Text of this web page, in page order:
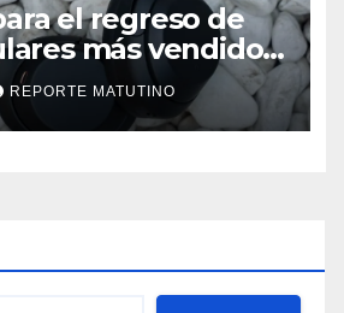
el regreso de
más vendidos,
baratos
REPORTE MATUTINO